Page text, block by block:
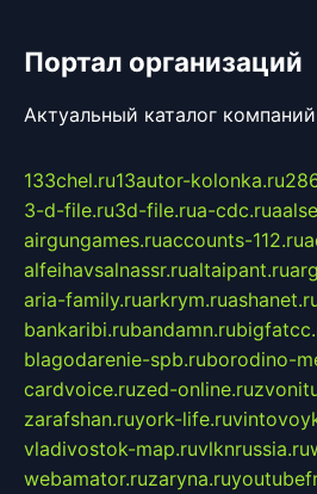
Портал организаций
Актуальный каталог
133chel.ru13autor-kolonka.ru
3-d-file.ru3d-file.rua-cdc.ru
airgungames.ruaccounts-112.ru
alfeihavsalnassr.rualtaipant.ru
aria-family.ruarkrym.ru
bankaribi.rubandamn.ru
blagodarenie-spb.ruborodino-
cardvoice.ruzed-online.ru
zarafshan.ruyork-life.ru
vladivostok-map.ruvlknrussia.ru
webamator.ruzaryna.ru